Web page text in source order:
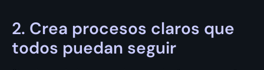
2. Crea procesos claros que
todos puedan seguir